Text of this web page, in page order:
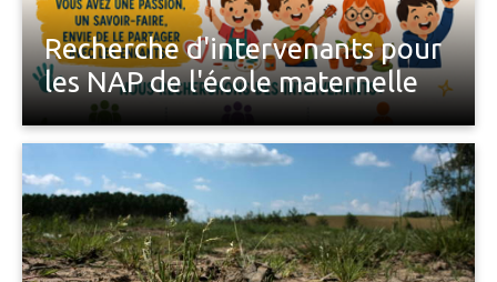
Recherche d'intervenants pour
les NAP de l'école maternelle